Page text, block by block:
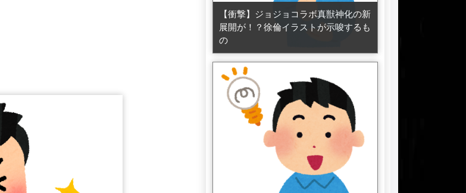
【衝撃】ジョジョコラボ真獣神化の新
展開が！？徐倫イラストが示唆するも
の